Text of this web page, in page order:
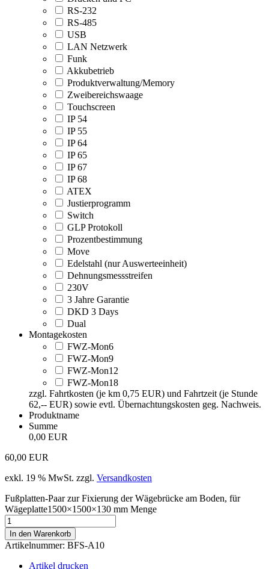
RS-232
RS-485
USB
LAN Netzwerk
Funk
Akkubetrieb
Produktverwaltung/Memory
Zweibereichswaage
Touchscreen
IP 54
IP 55
IP 64
IP 65
IP 67
IP 68
ATEX
Justierprogramm
Switch
GLP Protokoll
Prozentbestimmung
Move
Edelstahl (nur Auswerteeinheit)
Dehnungsmessstreifen
230V
3 Jahre Garantie
DKD 3 Days
Dual
Montagekosten
FWZ-Mon6
FWZ-Mon9
FWZ-Mon12
FWZ-Mon18
zzgl. Fahrtkosten (je km 0,75 EUR) und Fahrtzeit (je Stunde
62,-- EUR) sowie evtl. Übernachtungskosten geg. Nachweis.
Produktname
Summe
0,00 EUR
60,00 EUR
exkl. 19 % MwSt. zzgl. Versandkosten
Fußplatten-Paar zur Fixierung der Wägebrücke am Boden, für
Wägeplatte1500×1500×130 mm Menge
In den Warenkorb
Artikelnummer: BFS-A10
Artikel drucken